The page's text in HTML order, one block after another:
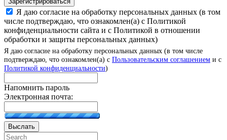
Я даю согласие на обработку персональных данных (в том
числе подтверждаю, что ознакомлен(а) с Политикой
конфиденциальности сайта и с Политикой в отношении
обработки и защиты персональных данных)
Я даю согласие на обработку персональных данных (в том числе
подтверждаю, что ознакомлен(а) с Пользовательским соглашением и с
Политикой конфиденциальности)
Напомнить пароль
Электронная почта:
Выслать